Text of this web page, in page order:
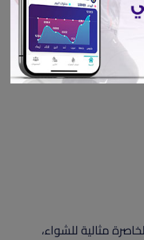
المدخن منه. كما يحتوي
مثالية للشواء،